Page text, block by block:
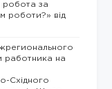
за
роботи?» від
работника на
Східного